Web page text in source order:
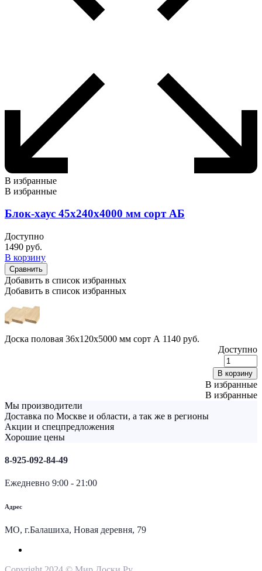
В избранные
В избранные
Блок-хаус 45х240х4000 мм сорт АБ
Доступно
1490 руб.
В корзину
Сравнить
Добавить в список избранных
Добавить в список избранных
Доска половая 36х120х5000 мм сорт А 1140 руб.
Доступно
В корзину
В избранные
В избранные
Мы производители
Доставка по Москве и области, а так же в регионы
Акции и спецпредложения
Хорошие цены
8-925-092-84-49
Ежедневно 9:00 - 21:00
Адрес
МО, г.Балашиха, Новая деревня, 79